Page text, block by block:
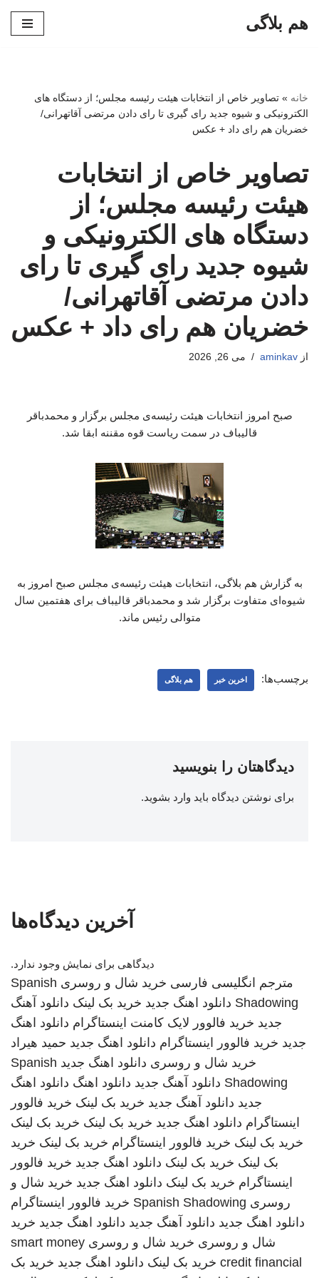
هم بلاگی
خانه » تصاویر خاص از انتخابات هیئت رئیسه مجلس؛ از دستگاه های
الکترونیکی و شیوه جدید رای گیری تا رای دادن مرتضی آقاتهرانی/
خضریان هم رای داد + عکس
تصاویر خاص از انتخابات
هیئت رئیسه مجلس؛ از
دستگاه های الکترونیکی و
شیوه جدید رای گیری تا رای
دادن مرتضی آقاتهرانی/
خضریان هم رای داد + عکس
از aminkav می 26, 2026
صبح امروز انتخابات هیئت رئیسه‌ی مجلس برگزار و محمدباقر
قالیباف در سمت ریاست قوه مقننه ابقا شد.
به گزارش هم بلاگی، انتخابات هیئت رئیسه‌ی مجلس صبح امروز به
شیوه‌ای متفاوت برگزار شد و محمدباقر قالیباف برای هفتمین سال
متوالی رئیس ماند.
برچسب‌ها: اخرین خبر هم بلاگی
دیدگاهتان را بنویسید
برای نوشتن دیدگاه باید وارد بشوید.
آخرین دیدگاه‌ها
دیدگاهی برای نمایش وجود ندارد.
مترجم انگلیسی فارسی خرید شال و روسری Spanish
Shadowing دانلود اهنگ جدید خرید بک لینک دانلود آهنگ
جدید خرید فالوور لایک کامنت اینستاگرام دانلود اهنگ
جدید خرید فالوور اینستاگرام دانلود اهنگ جدید حمید هیراد
خرید شال و روسری دانلود اهنگ جدید Spanish
Shadowing دانلود آهنگ جدید دانلود اهنگ دانلود اهنگ
جدید دانلود آهنگ جدید خرید بک لینک خرید فالوور
اینستاگرام دانلود اهنگ جدید خرید بک لینک خرید بک لینک
خرید بک لینک خرید فالوور اینستاگرام خرید بک لینک خرید
بک لینک خرید بک لینک دانلود اهنگ جدید خرید فالوور
اینستاگرام خرید بک لینک دانلود اهنگ جدید خرید شال و
روسری Spanish Shadowing خرید فالوور اینستاگرام
دانلود اهنگ جدید دانلود آهنگ جدید دانلود اهنگ جدید خرید
شال و روسری خرید شال و روسری smart money
credit financial خرید بک لینک دانلود اهنگ جدید خرید بک